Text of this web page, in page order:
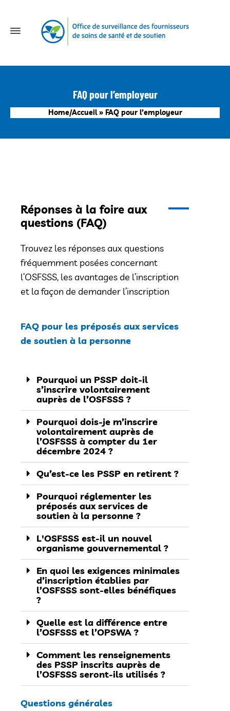
FAQ pour l’employeur
Home/Accueil» FAQ pour l’employeur
Réponses à la foire aux
questions (FAQ)
Trouvez les réponses aux questions
fréquemment posées concernant
l’OSFSSS, les avantages de l’inscription
et la façon de demander l’inscription
FAQ pour les préposés aux services
de soutien à la personne
Pourquoi un PSSP doit-il
s’inscrire volontairement
auprès de l’OSFSSS ?
Pourquoi dois-je m’inscrire
volontairement auprès de
l’OSFSSS à compter du 1er
décembre 2024 ?
Qu’est-ce les PSSP en retirent ?
Pourquoi réglementer les
préposés aux services de
soutien à la personne ?
L'OSFSSS est-il un nouvel
organisme gouvernemental ?
En quoi les exigences minimales
d’inscription établies par
l’OSFSSS sont-elles bénéfiques
?
Quelle est la différence entre
l’OSFSSS et l’OPSWA ?
Comment les renseignements
des PSSP inscrits auprès de
l’OSFSSS seront-ils utilisés ?
Questions générales